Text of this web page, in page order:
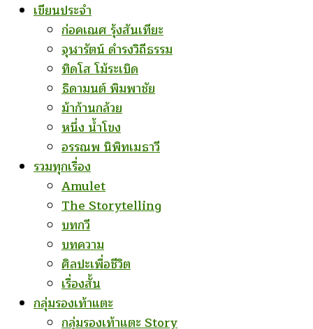
เขียนประจำ
ก่อคเณศ รุ้งสันเทียะ
จุฬารัตน์ ดำรงวิถีธรรม
ทิดโส โม้ระเบิด
ธิดามนต์ พิมพาชัย
ม้าก้านกล้วย
หนึ่ง น้ำโขง
อรรณพ นิพิทเมธาวี
รวมทุกเรื่อง
Amulet
The Storytelling
บทกวี
บทความ
ศิลปะเพื่อชีวิต
เรื่องสั้น
กลุ่มรองเท้าแตะ
กลุ่มรองเท้าแตะ Story